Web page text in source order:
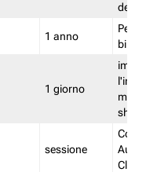
dei
1 anno
1 giorno
shp
sessione